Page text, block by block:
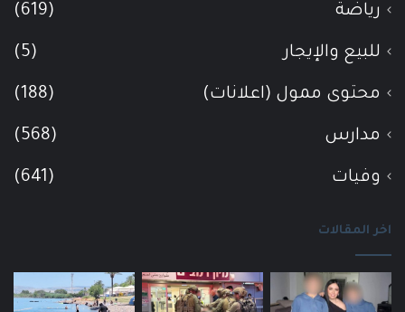
رياضة (619)
للبيع والإيجار (5)
محتوى ممول (اعلانات) (188)
مدارس (568)
وفيات (641)
اخر المقالات